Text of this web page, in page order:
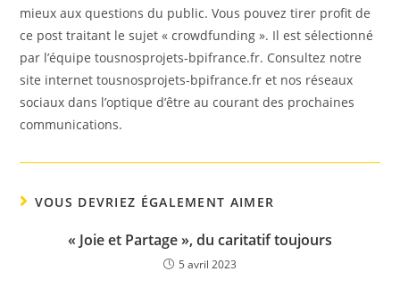
mieux aux questions du public. Vous pouvez tirer profit de
ce post traitant le sujet « crowdfunding ». Il est sélectionné
par l’équipe tousnosprojets-bpifrance.fr. Consultez notre
site internet tousnosprojets-bpifrance.fr et nos réseaux
sociaux dans l’optique d’être au courant des prochaines
communications.
VOUS DEVRIEZ ÉGALEMENT AIMER
« Joie et Partage », du caritatif toujours
5 avril 2023